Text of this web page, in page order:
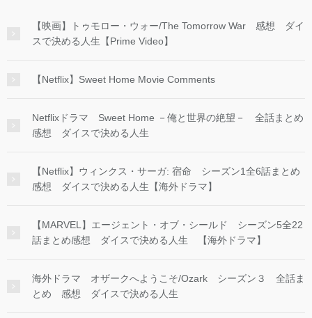
【映画】トゥモロー・ウォー/The Tomorrow War 感想 ダイ
スで決める人生【Prime Video】
【Netflix】Sweet Home Movie Comments
Netflixドラマ Sweet Home －俺と世界の絶望－ 全話まとめ
感想 ダイスで決める人生
【Netflix】ウィンクス・サーガ: 宿命 シーズン1全6話まとめ
感想 ダイスで決める人生【海外ドラマ】
【MARVEL】エージェント・オブ・シールド シーズン5全22
話まとめ感想 ダイスで決める人生 【海外ドラマ】
海外ドラマ オザークへようこそ/Ozark シーズン３ 全話ま
とめ 感想 ダイスで決める人生